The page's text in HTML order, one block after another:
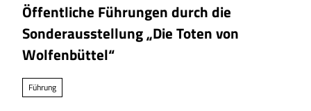
Öffentliche Führungen durch die
Sonderausstellung „Die Toten von
Wolfenbüttel“
Führung